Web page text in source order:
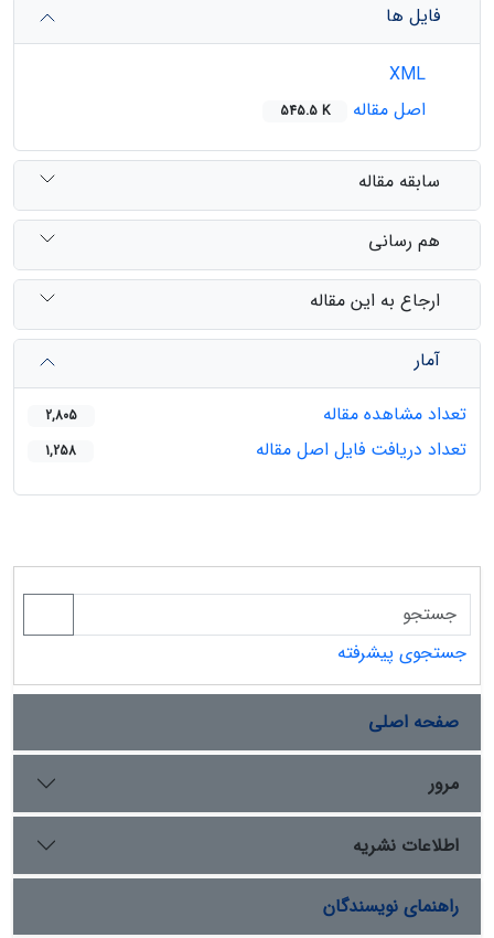
فایل ها
اصل مقاله
545.5 K
سابقه مقاله
هم رسانی
ارجاع به این مقاله
آمار
تعداد مشاهده مقاله
2,805
تعداد دریافت فایل اصل مقاله 1,258
جستجوی پیشرفته
صفحه اصلی
مرور
اطلاعات نشریه
راهنمای نویسندگان